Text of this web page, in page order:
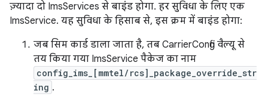
ज़्यादा दो ImsServices से बाइंड होगा. हर सुविधा के लिए एक
ImsService. यह सुविधा के हिसाब से, इस क्रम में बाइंड होगा:
जब सिम कार्ड डाला जाता है, तब CarrierConfig वैल्यू से
तय किया गया ImsService पैकेज का नाम
config_ims_[mmtel/rcs]_package_override_str
ing .